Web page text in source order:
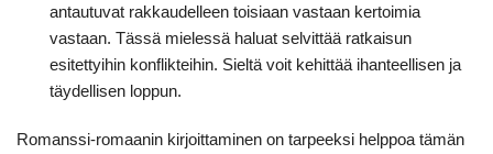
antautuvat rakkaudelleen toisiaan vastaan kertoimia
vastaan. Tässä mielessä haluat selvittää ratkaisun
esitettyihin konflikteihin. Sieltä voit kehittää ihanteellisen ja
täydellisen loppun.
Romanssi-romaanin kirjoittaminen on tarpeeksi helppoa tämän